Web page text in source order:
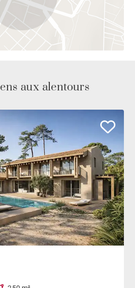
aux alentours